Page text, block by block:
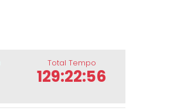
Total Tempo
129:22:56